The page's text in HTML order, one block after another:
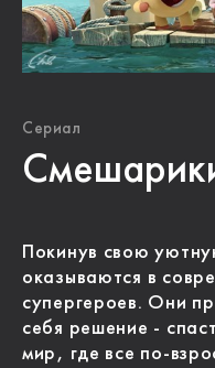
Сериал
Покинув свою
оказываются в
супергероев. Они
себя решение -
мир, где все по-